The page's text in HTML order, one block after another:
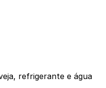
refrigerante e água